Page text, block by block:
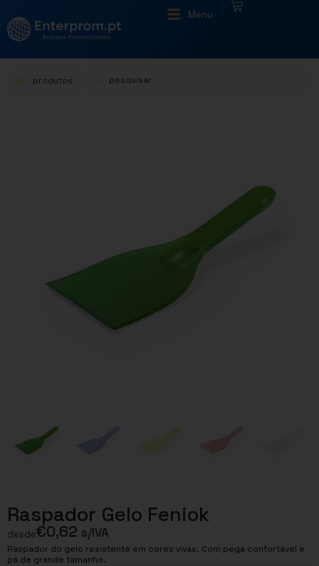
Menu
produtos
Raspador Gelo Feniok
desde€0,62 s/IVA
Raspador do gelo resistente em cores vivas. Com pega confortável e
pá de grande tamanho.